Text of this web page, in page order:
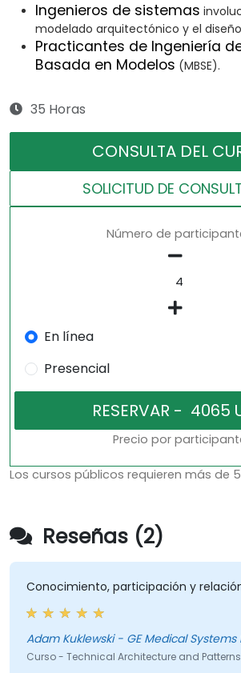
Ingenieros de sistemas
modelado arquitectónico y el
Practicantes de Ingeniería
Basada en Modelos (MBSE).
35 Horas
CONSULTA DEL
SOLICITUD DE
Número de
En línea
Presencial
Precio por
Los cursos públicos requieren más de
Reseñas (2)
Conocimiento, participación y
Adam Kuklewski - GE Medical Systems
Curso - Technical Architecture and Patterns